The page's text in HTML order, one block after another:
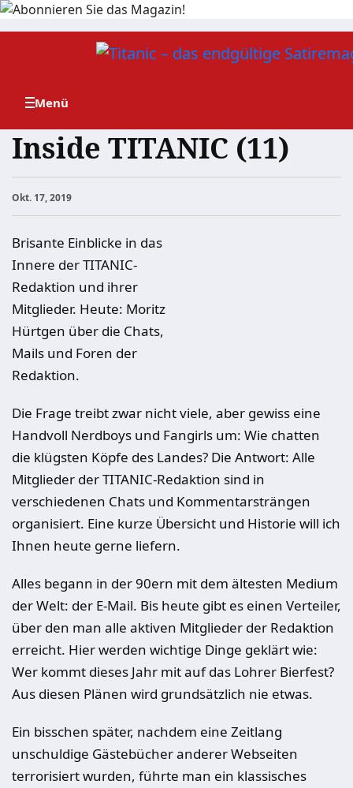
Zum
Inside TITANIC (11)
Okt. 17, 2019
Brisante Einblicke in das
Innere der TITANIC-
Redaktion und ihrer
Mitglieder. Heute: Moritz
Hürtgen über die Chats,
Mails und Foren der
Redaktion.
Die Frage treibt zwar nicht viele, aber gewiss eine
Handvoll Nerdboys und Fangirls um: Wie chatten
die klügsten Köpfe des Landes? Die Antwort: Alle
Mitglieder der TITANIC-Redaktion sind in
verschiedenen Chats und Kommentarsträngen
organisiert. Eine kurze Übersicht und Historie will ich
Ihnen heute gerne liefern.
Alles begann in der 90ern mit dem ältesten Medium
der Welt: der E-Mail. Bis heute gibt es einen Verteiler,
über den man alle aktiven Mitglieder der Redaktion
erreicht. Hier werden wichtige Dinge geklärt wie:
Wer kommt dieses Jahr mit auf das Lohrer Bierfest?
Aus diesen Plänen wird grundsätzlich nie etwas.
Ein bisschen später, nachdem eine Zeitlang
unschuldige Gästebücher anderer Webseiten
terrorisiert wurden, führte man ein klassisches